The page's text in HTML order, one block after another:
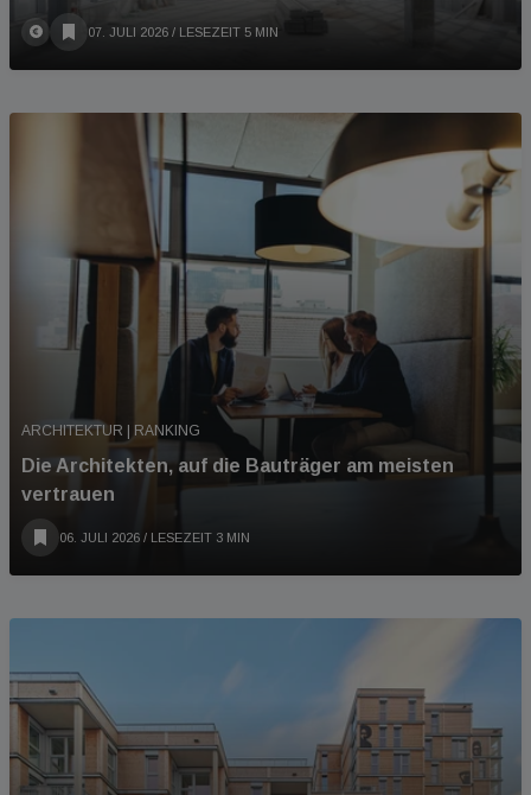
07. JULI 2026 / LESEZEIT 5 MIN
ARCHITEKTUR | RANKING
Die Architekten, auf die Bauträger am meisten
vertrauen
06. JULI 2026 / LESEZEIT 3 MIN